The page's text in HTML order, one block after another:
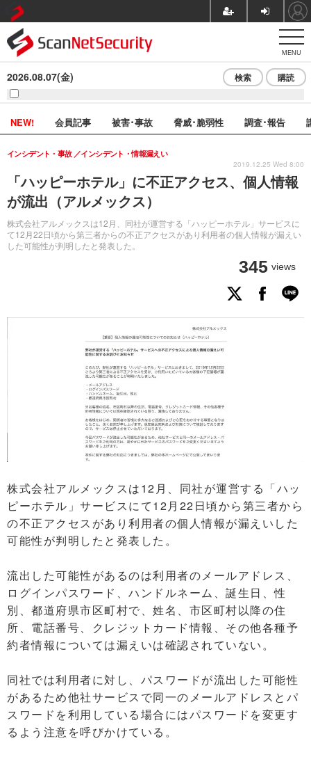
MENU
2026.08.07(金) 検索 購読
NEW! 会員記事 被害･事故 脅威･脆弱性 調査･報告
「ハッピーホテル」に不正アクセス、個人情報
が流出（アルメックス）
株式会社アルメックスは12月、同社が運営する「ハッピーホテル」サービスに
て12月22日頃から第三者からの不正アクセスがあり利用者の個人情報が漏えい
した可能性が判明したと発表した。
インシデント・事故 インシデント・情報漏えい
345 views
2019.12.25 Wed 8:00
株式会社アルメックスは12月、同社が運営する「ハッ
ピーホテル」サービスにて12月22日頃から第三者から
の不正アクセスがあり利用者の個人情報が漏えいした
可能性が判明したと発表した。
流出した可能性があるのは利用者のメールアドレス、
ログインパスワード、ハンドルネーム、誕生日、性
別、都道府県市区町村で、姓名、市区町村以降の住
所、電話番号、クレジットカード情報、その他各種予
約者情報については漏えいは確認されていない。
同社では利用者に対し、パスワードが流出した可能性
があるため他社サービスで同一のメールアドレスとパ
スワードを利用している場合にはパスワードを変更す
るよう注意を呼びかけている。